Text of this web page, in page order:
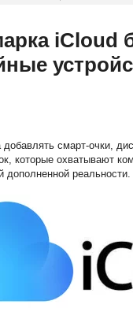
iCloud
смарт-очки,
которые охватывают
дополненной реальности.